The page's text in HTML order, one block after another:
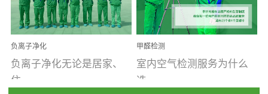
通风缓慢的空间最易滋生
大量霉菌的...
配件、皮具、装饰多，这
些都是汽...
负离子净化
负离子净化无论是居家、
住...
甲醛检测
室内空气检测服务为什么
选...